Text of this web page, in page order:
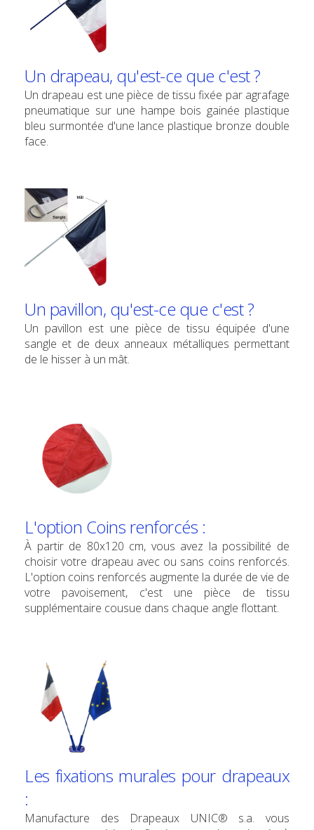
Un drapeau, qu'est-ce que c'est ?
Un drapeau est une pièce de tissu fixée par agrafage
pneumatique sur une hampe bois gainée plastique
bleu surmontée d'une lance plastique bronze double
face.
Un pavillon, qu'est-ce que c'est ?
Un pavillon est une pièce de tissu équipée d'une
sangle et de deux anneaux métalliques permettant
de le hisser à un mât.
L'option Coins renforcés :
À partir de 80x120 cm, vous avez la possibilité de
choisir votre drapeau avec ou sans coins renforcés.
L'option coins renforcés augmente la durée de vie de
votre pavoisement, c'est une pièce de tissu
supplémentaire cousue dans chaque angle flottant.
Les fixations murales pour drapeaux
:
Manufacture des Drapeaux UNIC® s.a. vous